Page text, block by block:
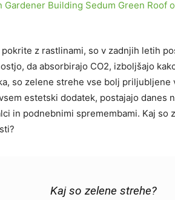
z rastlinami, so v zadnjih letih
da absorbirajo CO2, izboljšajo
so zelene strehe vse bolj priljubljene
estetski dodatek, postajajo danes
in podnebnimi spremembami. Kaj so
Kaj so zelene strehe?